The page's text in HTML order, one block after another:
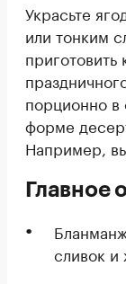
Украсьте
или тонким
порционно
форме
Например,
Главное
сливок и